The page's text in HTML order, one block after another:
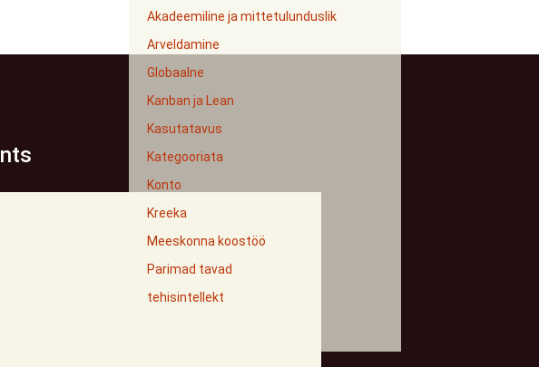
Akadeemiline ja mittetulunduslik
Arveldamine
Globaalne
Kanban ja Lean
Kasutatavus
Kategooriata
Konto
Kreeka
Meeskonna koostöö
Parimad tavad
tehisintellekt